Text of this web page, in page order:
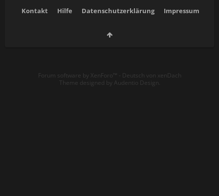
Kontakt Hilfe Datenschutzerklärung Impressum
Forum software by XenForo™ - Deutsch von xenDach
Theme designed by Audentio Design.